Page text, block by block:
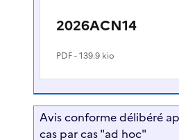
2026ACN14
PDF- 139.9 kio
Avis conforme délibéré
cas par cas "ad hoc"